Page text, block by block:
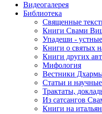
Видеогалерея
Библиотека
Священные
Книги Свами
Упадеши -
Книги о святых
Книги других
Мифология
Вестники
Статьи и
Трактаты,
Из сатсангов
Книги на